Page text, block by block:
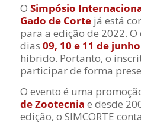
O Simpósio
Gado de Cortejá está
para a edição de 2022.
dias 09, 10 e 11 de junho
híbrido. Portanto, o
participar de forma
O evento é uma
de Zootecnia e desde
edição, o SIMCORTE